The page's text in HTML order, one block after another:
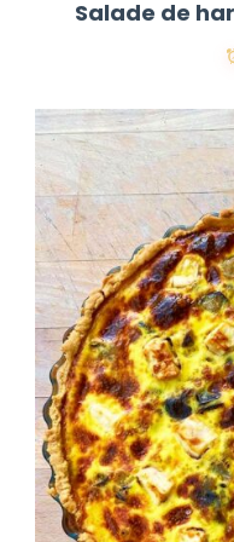
Salade de